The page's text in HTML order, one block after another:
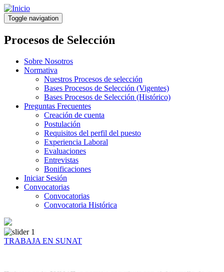
Pasar
al
contenido
principal
Toggle navigation
Procesos de Selección
Sobre Nosotros
Normativa
Nuestros Procesos de selección
Bases Procesos de Selección (Vigentes)
Bases Procesos de Selección (Histórico)
Preguntas Frecuentes
Creación de cuenta
Postulación
Requisitos del perfil del puesto
Experiencia Laboral
Evaluaciones
Entrevistas
Bonificaciones
Iniciar Sesión
Convocatorias
Convocatorias
Convocatoria Histórica
TRABAJA EN SUNAT